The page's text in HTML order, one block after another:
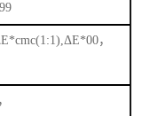
E*cmc(1:1),ΔE*00，
，